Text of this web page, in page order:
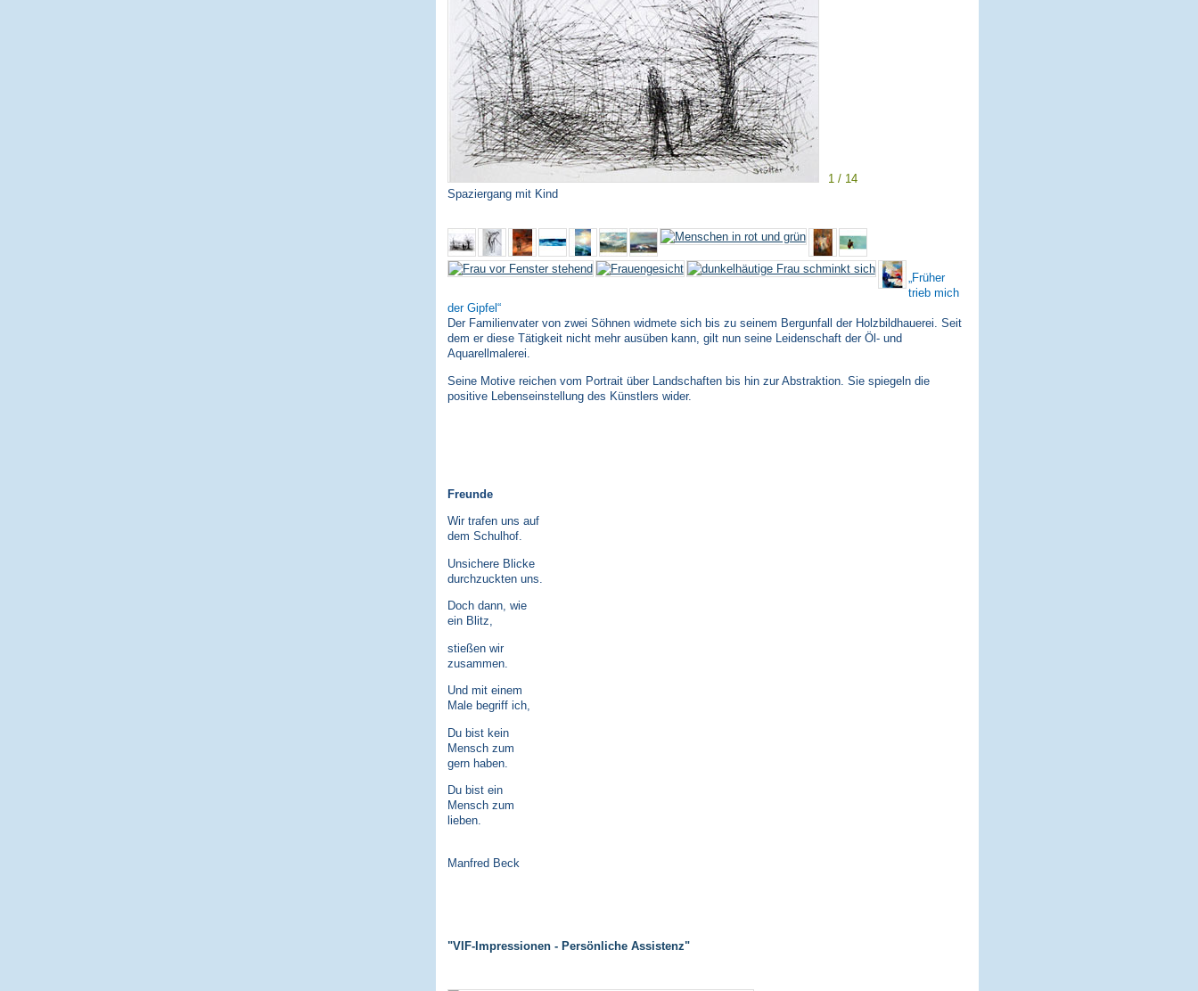
1 / 14
Spaziergang mit Kind
Früher
trieb mich
der Gipfel
Der Familienvater von zwei Söhnen widmete sich bis zu seinem Bergunfall der Holzbildhauerei. Seit
dem er diese Tätigkeit nicht mehr ausüben kann, gilt nun seine Leidenschaft der Öl- und
Aquarellmalerei.
Seine Motive reichen vom Portrait über Landschaften bis hin zur Abstraktion. Sie spiegeln die
positive Lebenseinstellung des Künstlers wider.
Freunde
Wir trafen uns auf
dem Schulhof.
Unsichere Blicke
durchzuckten uns.
Doch dann, wie
ein Blitz,
stießen wir
zusammen.
Und mit einem
Male begriff ich,
Du bist kein
Mensch zum
gern haben.
Du bist ein
Mensch zum
lieben.
Manfred Beck
"VIF-Impressionen - Persönliche Assistenz"